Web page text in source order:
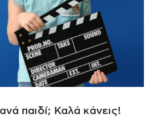
παιδί; Καλά κάνεις!